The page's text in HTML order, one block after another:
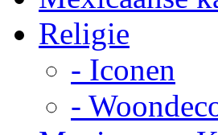
Religie
- Iconen
-